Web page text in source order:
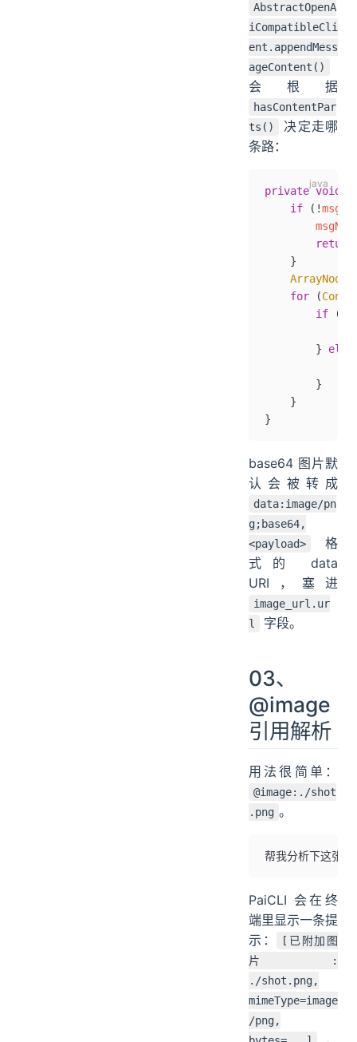
AbstractOpenA
iCompatibleCli
ent.appendMess
ageContent()
会根据
hasContentPar
ts()
决定走哪
条路：
private void
    if
( !msg
        return
    }
    ArrayNode
    for
(
        if
(
        }
else
        }
    }
}
base64 图片默
认会被转成
data:image/pn
g;base64,
<payload>
格
式的 data
URI，塞进
image_url.ur
l
字段。
03、
@image
引用解析
用法很简单：
@image:./shot
.png 。
帮我分析下这张
PaiCLI 会在终
端里显示一条提
示：
[已附加图
片:
./shot.png,
mimeType=image
/png,